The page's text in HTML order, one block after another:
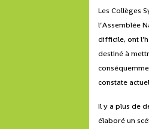
Les Collèges
l’Assemblée
difficile, ont
destiné à
constate
Il y a plus de
élaboré un